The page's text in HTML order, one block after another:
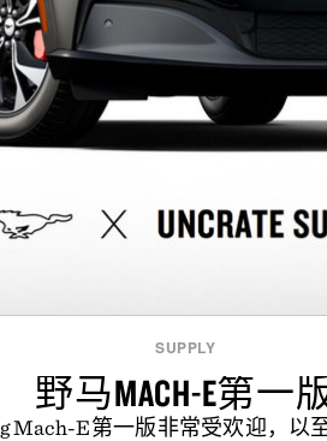
SUPPLY
野马MACH-E第一
Mach-E第一版非常受欢迎，以